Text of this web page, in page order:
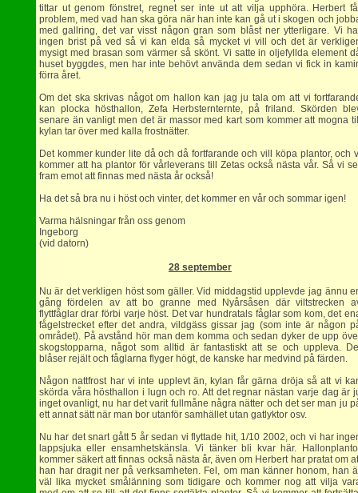
tittar ut genom fönstret, regnet ser inte ut att vilja upphöra. Herbert
problem, med vad han ska göra när han inte kan gå ut i skogen och
med gallring, det var visst någon gran som blåst ner ytterligare. Vi
ingen brist på ved så vi kan elda så mycket vi vill och det är
mysigt med brasan som värmer så skönt. Vi satte in oljefyllda element
huset byggdes, men har inte behövt använda dem sedan vi fick in
förra året.
Om det ska skrivas något om hallon kan jag ju tala om att vi
kan plocka hösthallon, Zefa Herbsternternte, på friland. Skörden
senare än vanligt men det är massor med kart som kommer att mogna
kylan tar över med kalla frostnätter.
Det kommer kunder lite då och då fortfarande och vill köpa plantor, och
kommer att ha plantor för vårleverans till Zetas också nästa vår. Så vi
fram emot att finnas med nästa år också!
Ha det så bra nu i höst och vinter, det kommer en vår och sommar igen!
Varma hälsningar från oss genom
Ingeborg
(vid datorn)
28 september
Nu är det verkligen höst som gäller. Vid middagstid upplevde jag ännu
gång fördelen av att bo granne med Nyårsåsen där viltstrecken
flyttfåglar drar förbi varje höst. Det var hundratals fåglar som kom, det
fågelstrecket efter det andra, vildgäss gissar jag (som inte är någon
området). På avstånd hör man dem komma och sedan dyker de upp
skogstopparna, något som alltid är fantastiskt att se och uppleva.
blåser rejält och fåglarna flyger högt, de kanske har medvind på färden.
Någon nattfrost har vi inte upplevt än, kylan får gärna dröja så att vi
skörda våra hösthallon i lugn och ro. Att det regnar nästan varje dag är
inget ovanligt, nu har det varit fullmåne några nätter och det ser man ju
ett annat sätt när man bor utanför samhället utan gatlyktor osv.
Nu har det snart gått 5 år sedan vi flyttade hit, 1/10 2002, och vi har
lappsjuka eller ensamhetskänsla. Vi tänker bli kvar här.
kommer säkert att finnas också nästa år, även om Herbert har pratat om
han har dragit ner på verksamheten. Fel, om man känner honom, han
väl lika mycket smålänning som tidigare och kommer nog att vilja